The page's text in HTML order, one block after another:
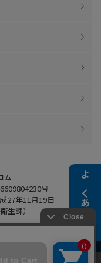
よくある質問
ム
号
27年11月19日
生課）
ービス